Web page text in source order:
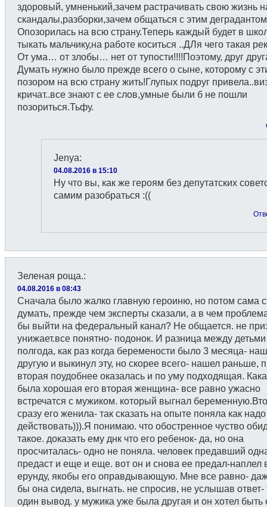
здоровый, умненький,зачем растрачивать свою жизнь
скандалы,разборки,зачем общаться с этим
Опозорилась на всю страну.Теперь каждый будет в
тыкать мальчику,на работе коситься ..ДЛя чего такая
От ума… от злобы… нет от тупости!!!!Поэтому, друг
Думать нужно было прежде всего о сыне, которому с
позором на всю страну жить!Глупых подруг
кричат..все знают с ее слов,умные были б не пошли
позориться.Тьфу.
Jenyа:
04.08.2016 в 15:10
Ну что вы, как же героям без депутатских
самим разобраться :((
Зеленая роща.:
04.08.2016 в 08:43
Сначала было жалко главную героиню, но потом сама
думать, прежде чем эксперты сказали, а в чем
бы выйти на федеральный канал? Не общается. не
унижает.все понятно- подонок. И разница между детьми
полгода, как раз когда беремености было 3 месяца-
другую и выкинул эту, но скорее всего- нашел раньше,
вторая поудобнее оказалась и по уму подходящая.
была хорошая его вторая женщина- все равно ужасно
встречатся с мужиком. который выгнал
сразу его женила- так сказать на опыте поняла как надо
действовать))).Я понимаю. что обостренное чуство
такое. доказать ему днк что его ребенок- да, но она
просчиталась- одно не поняла. человек предавший
предаст и еще и еще. вот он и снова ее предал-наплел
ерунду, якобы его оправдывающую. Мне все равно-
бы она сидела, выгнать. не спросив, не услышав ответ-
один вывод. у мужика уже была другая и он хотел быть